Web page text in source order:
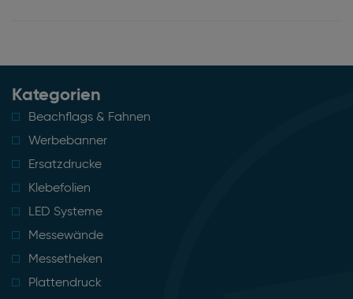
Kategorien
Beachflags & Fahnen
Werbebanner
Ersatzdrucke
Klebefolien
LED Systeme
Messewände
Messetheken
Plattendruck